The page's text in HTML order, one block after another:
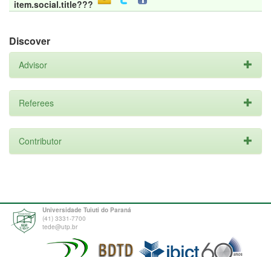
item.social.title???
Discover
Advisor
Referees
Contributor
Universidade Tuiuti do Paraná
(41) 3331-7700
tede@utp.br